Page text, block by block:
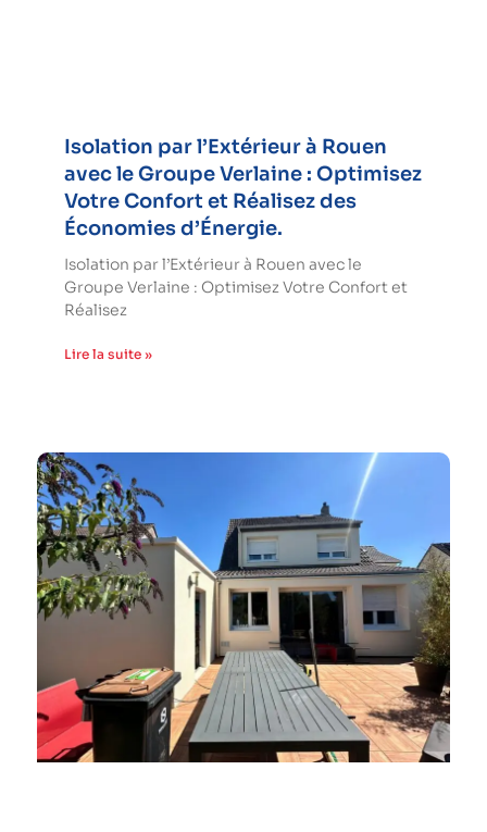
Isolation par l’Extérieur à Rouen
avec le Groupe Verlaine : Optimisez
Votre Confort et Réalisez des
Économies d’Énergie.
Isolation par l’Extérieur à Rouen avec le
Groupe Verlaine : Optimisez Votre Confort et
Réalisez
Lire la suite »